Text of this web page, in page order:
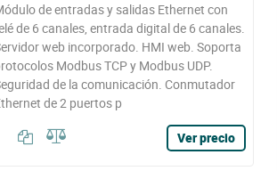
de entradas y salidas Ethernet con
de 6 canales, entrada digital de 6 canales.
web incorporado. HMI web. Soporta
Modbus TCP y Modbus UDP.
de la comunicación. Conmutador
de 2 puertos p
Ver precio